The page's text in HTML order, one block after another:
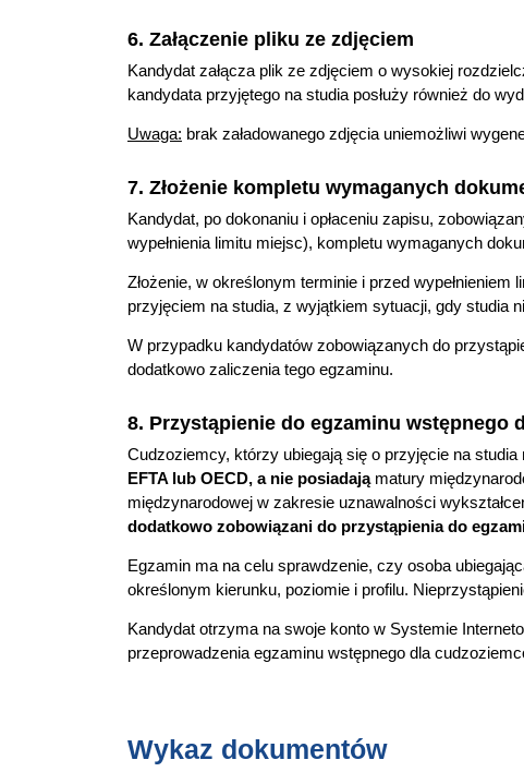
6. Załączenie pliku ze zdjęciem
Kandydat załącza plik ze zdjęciem o wysokiej
kandydata przyjętego na studia posłuży również do
Uwaga: brak załadowanego zdjęcia uniemożliwi
7. Złożenie kompletu wymaganych
Kandydat, po dokonaniu i opłaceniu zapisu,
wypełnienia limitu miejsc), kompletu wymaganych
Złożenie, w określonym terminie i przed
przyjęciem na studia, z wyjątkiem sytuacji, gdy studia
W przypadku kandydatów zobowiązanych do
dodatkowo zaliczenia tego egzaminu.
8. Przystąpienie do egzaminu wstępnego
Cudzoziemcy, którzy ubiegają się o przyjęcie na
EFTA lub OECD, a nie posiadająmatury
międzynarodowej w zakresie uznawalności
dodatkowo zobowiązani do przystąpienia do
Egzamin ma na celu sprawdzenie, czy osoba
określonym kierunku, poziomie i profilu.
Kandydat otrzyma na swoje konto w Systemie
przeprowadzenia egzaminu wstępnego dla
Wykaz dokumentów